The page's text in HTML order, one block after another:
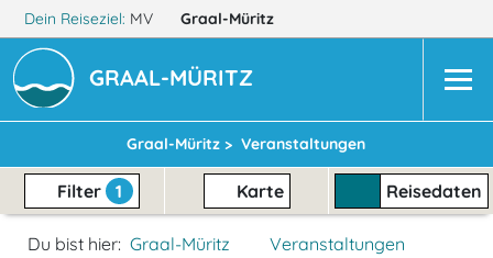
Dein Reiseziel: MV Graal-Müritz
GRAAL-MÜRITZ
Graal-Müritz > Veranstaltungen
Filter 1 Karte Reisedaten
Du bist hier: Graal-Müritz
Veranstaltungen